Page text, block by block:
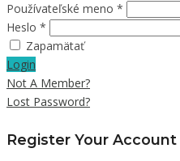
Používateľské meno *
Heslo *
Zapamätať
Login
Not A Member?
Lost Password?
Register Your Account